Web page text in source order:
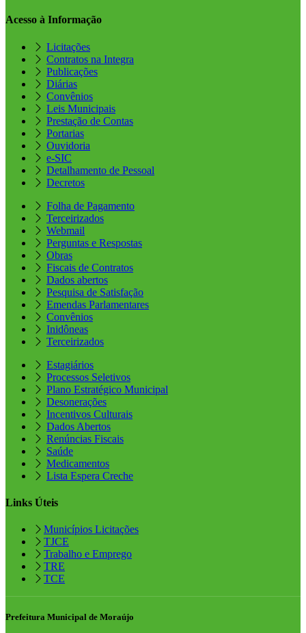
Acesso à Informação
Licitações
Contratos na Integra
Publicações
Diárias
Convênios
Leis Municipais
Prestação de Contas
Portarias
Ouvidoria
e-SIC
Detalhamento de Pessoal
Decretos
Folha de Pagamento
Terceirizados
Webmail
Perguntas e Respostas
Obras
Fiscais de Contratos
Dados abertos
Pesquisa de Satisfação
Emendas Parlamentares
Convênios
Inidôneas
Terceirizados
Estagiários
Processos Seletivos
Plano Estratégico Municipal
Desonerações
Incentivos Culturais
Dados Abertos
Renúncias Fiscais
Saúde
Medicamentos
Lista Espera Creche
Links Úteis
Municípios Licitações
TJCE
Trabalho e Emprego
TRE
TCE
Prefeitura Municipal de Moraújo